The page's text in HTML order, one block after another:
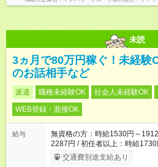
未読
3ヵ月で80万円稼ぐ！未経験
のお話相手など
派遣 職種未経験OK 社会人未経験OK
WEB登録・面接OK
給与
無資格の方：時給1530円～
2287円 / 初任者以上：時給
交通費別途支給あり